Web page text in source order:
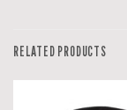
RELATED PRODUCTS